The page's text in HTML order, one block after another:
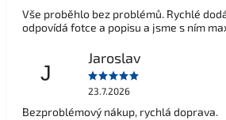
Vše proběhlo bez problémů. Rychlé
odpovídá fotce a popisu a jsme s ním
J
Jaroslav
23.7.2026
Bezproblémový nákup, rychlá doprava.